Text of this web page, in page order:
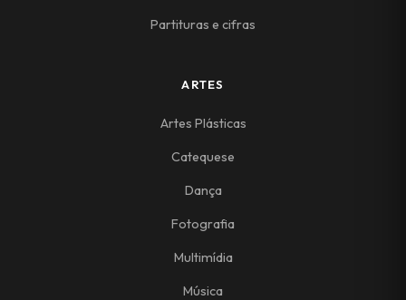
Partituras e cifras
ARTES
Artes Plásticas
Catequese
Dança
Fotografia
Multimídia
Música